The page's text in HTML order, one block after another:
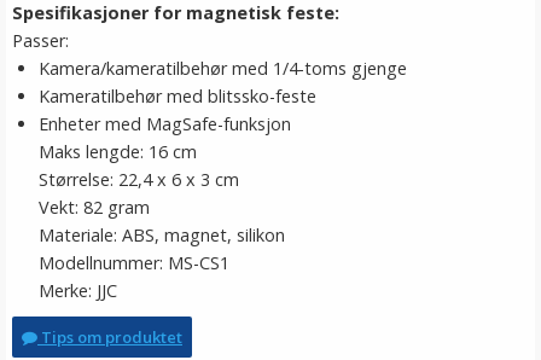
Spesifikasjoner for magnetisk feste:
Passer:
Kamera/kameratilbehør med 1/4-toms gjenge
Kameratilbehør med blitssko-feste
Enheter med MagSafe-funksjon
Maks lengde: 16 cm
Størrelse: 22,4 x 6 x 3 cm
Vekt: 82 gram
Materiale: ABS, magnet, silikon
Modellnummer: MS-CS1
Merke: JJC
Tips om produktet